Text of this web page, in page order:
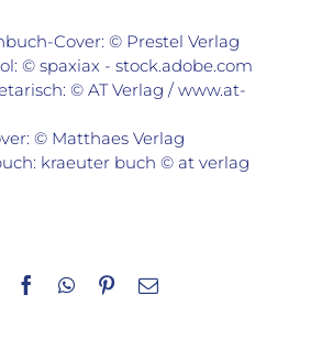
Cover: © Prestel Verlag
© spaxiax - stock.adobe.com
© AT Verlag / www.at-
© Matthaes Verlag
kraeuter buch © at verlag
Facebook
WhatsApp
Pinterest
E-